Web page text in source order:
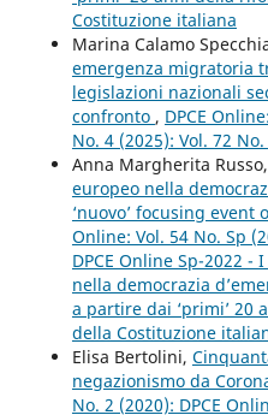
Costituzione italiana
Marina Calamo
emergenza migratoria
legislazioni nazionali
confronto , DPCE
No. 4 (2025): Vol. 72
Anna Margherita Russo,
europeo nella
‘nuovo’ focusing event
Online: Vol. 54 No. Sp
DPCE Online Sp-2022 -
nella democrazia
a partire dai ‘primi’ 20
della Costituzione
Elisa Bertolini,
negazionismo da
No. 2 (2020): DPCE